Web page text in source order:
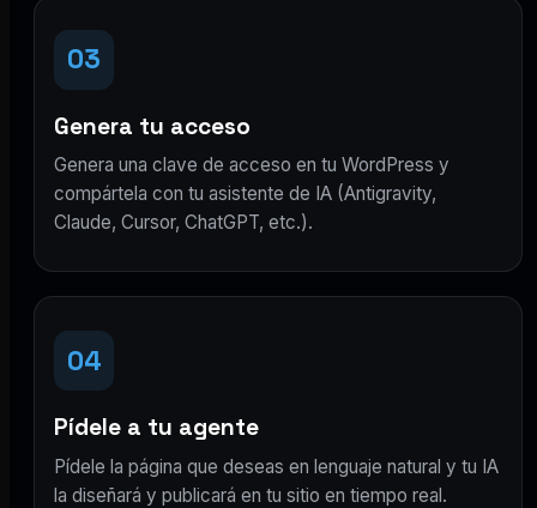
03
Genera tu acceso
Genera una clave de acceso en tu WordPress y
compártela con tu asistente de IA (Antigravity,
Claude, Cursor, ChatGPT, etc.).
04
Pídele a tu agente
Pídele la página que deseas en lenguaje natural y tu IA
la diseñará y publicará en tu sitio en tiempo real.